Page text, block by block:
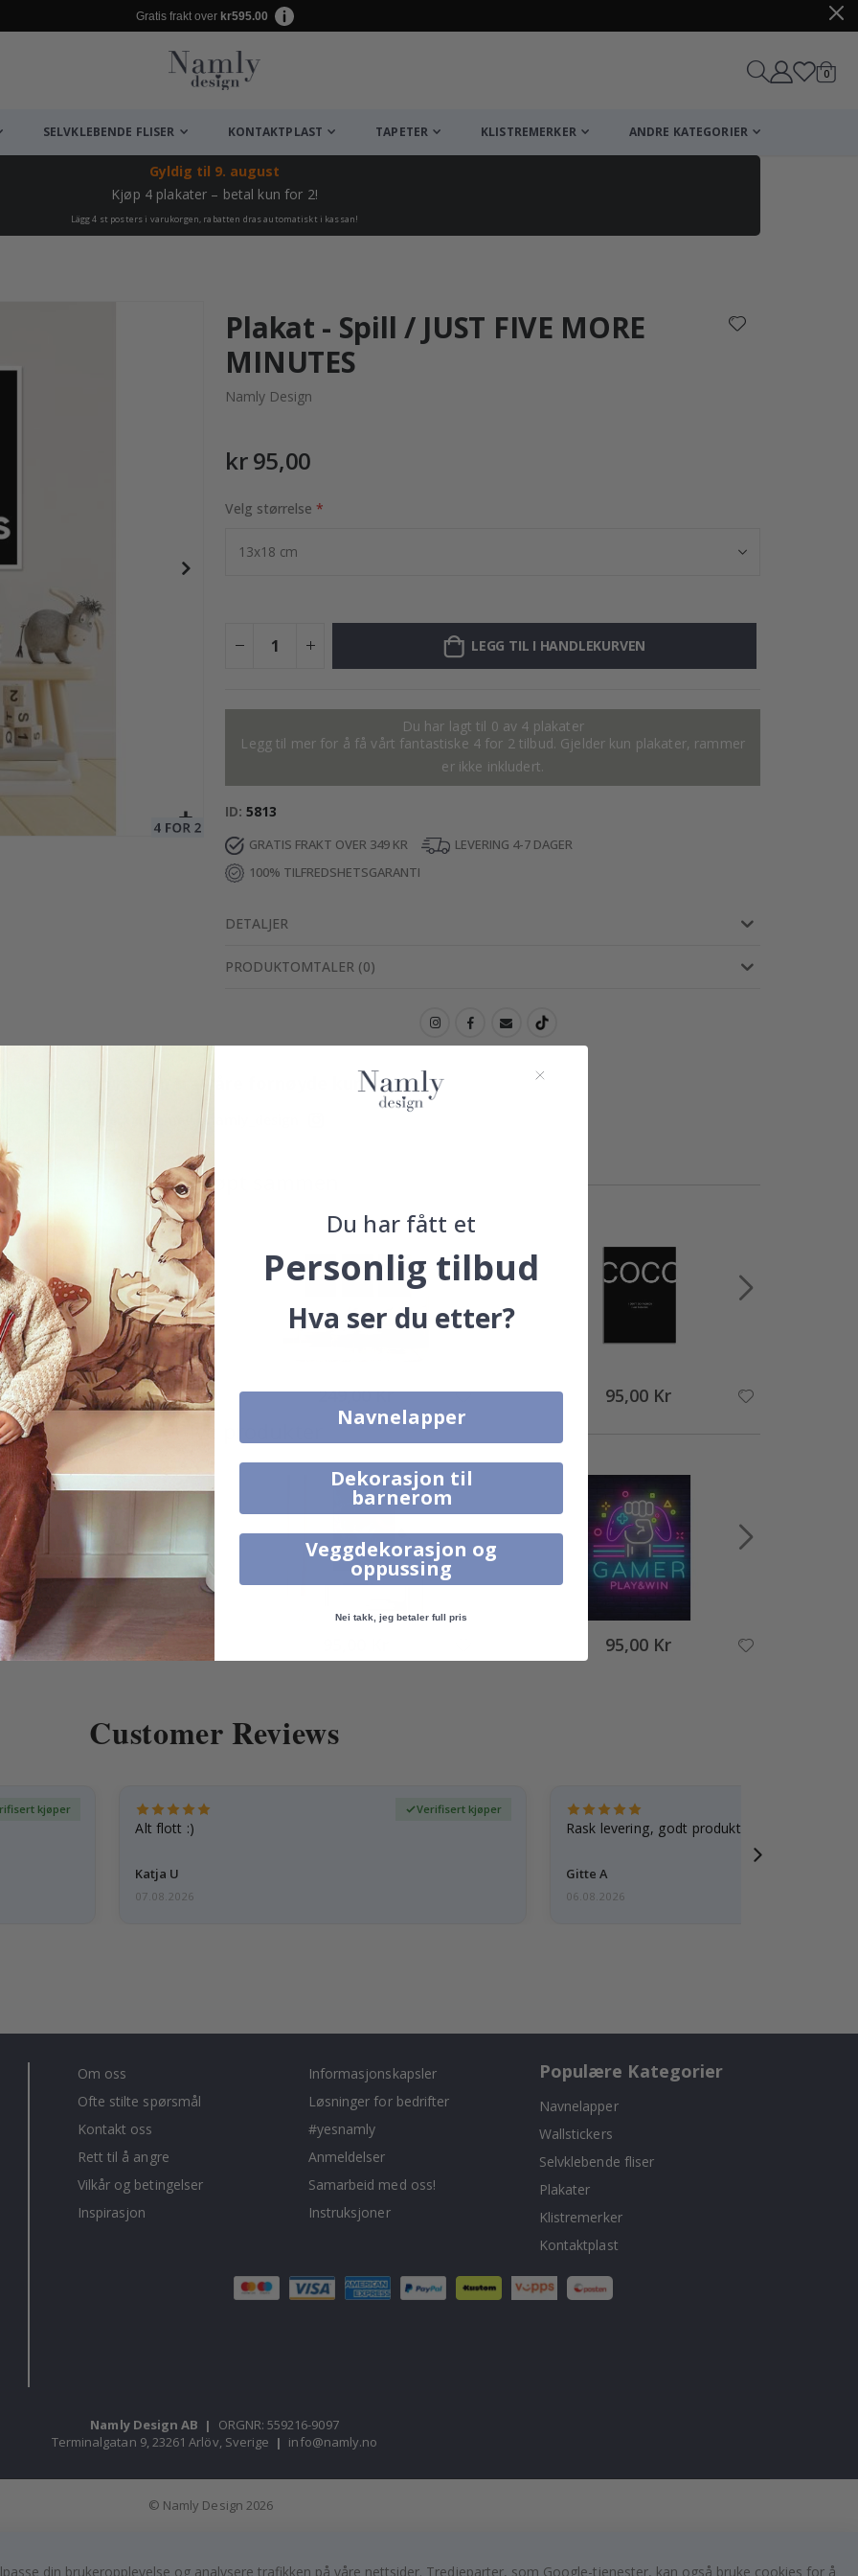
Gratis frakt over kr595.00
0varer
SELVKLEBENDE FLISER KONTAKTPLAST TAPETER KLISTREMERKER ANDRE KATEGORIER
Gyldig til 9. august
Kjøp 4 plakater – betal kun for 2!
Lägg 4 st posters i varukorgen, rabatten dras automatiskt i kassan!
Plakat - Spill / JUST FIVE MORE
MINUTES
Namly Design
kr 95,00
Velg størrelse
LEGG TIL I HANDLEKURVEN
Du har lagt til 0 av 4 plakater
Legg til mer for å få vårt fantastiske 4 for 2 tilbud. Gjelder kun plakater, rammer
er ikke inkludert.
ID 5813
GRATIS FRAKT OVER 349 KR
LEVERING 4-7 DAGER
100% TILFREDSHETSGARANTI
DETALJER
PRODUKTOMTALER (0)
Ekte inspirasjon fra våre fornøyde kunder!
Merk ditt med #namly_design
Produkter kjøpt sammen
95,00 Kr 249,00 Kr 95,00 Kr
Alternative produkter
95,00 Kr 95,00 Kr
Customer Reviews
kjøper
Alt flott :)
Katja U
Verifisert kjøper
07.08.2026
Rask levering, godt produkt
Gitte A
06.08.2026
Om oss
Ofte stilte spørsmål
Kontakt oss
Rett til å angre
Vilkår og betingelser
Inspirasjon
Informasjonskapsler
Løsninger for bedrifter
#yesnamly
Anmeldelser
Samarbeid med oss!
Instruksjoner
Populære Kategorier
Navnelapper
Wallstickers
Selvklebende fliser
Plakater
Klistremerker
Kontaktplast
Namly Design AB |
ORGNR: 559216-9097
Terminalgatan 9, 23261 Arlöv, Sverige | info@namly.no
© Namly Design 2026
din brukeropplevelse og analysere trafikken på våre nettsider. Tredjeparter, som Google-tjenester, kan også bruke cookies for å
Du har fått et
Personlig tilbud
Hva ser du etter?
Navnelapper
Dekorasjon til
barnerom
Veggdekorasjon og
oppussing
Nei takk, jeg betaler full pris